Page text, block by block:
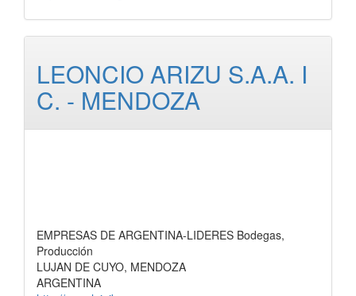
LEONCIO ARIZU S.A.A. I
C. - MENDOZA
EMPRESAS DE ARGENTINA-LIDERES Bodegas,
Producción
LUJAN DE CUYO, MENDOZA
ARGENTINA